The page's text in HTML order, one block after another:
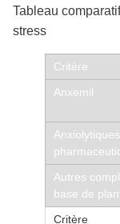
Tableau
stress